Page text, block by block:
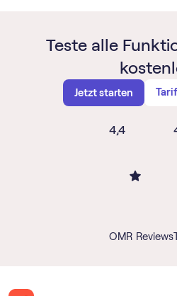
Teste alle
Jetzt starten
4,4
OMR Reviews